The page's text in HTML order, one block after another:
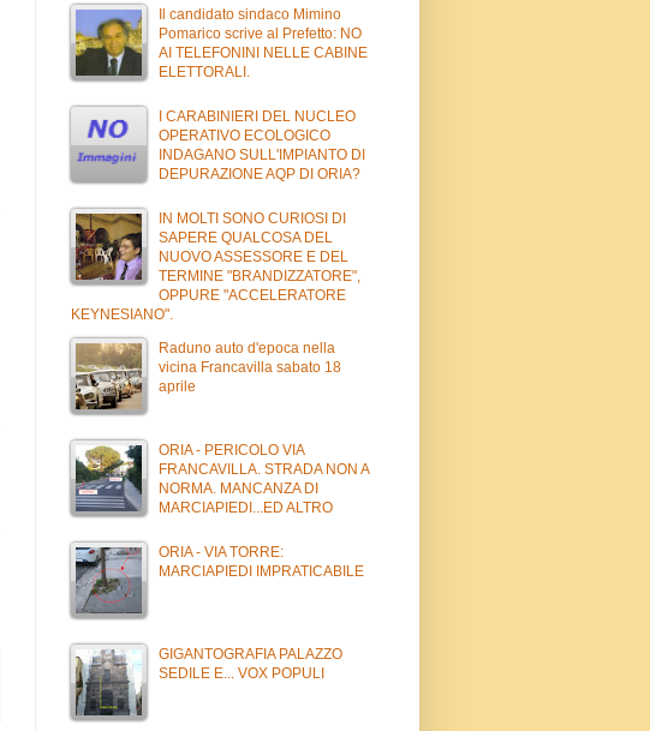
Il candidato sindaco Mimino
Pomarico scrive al Prefetto: NO
AI TELEFONINI NELLE CABINE
ELETTORALI.
I CARABINIERI DEL NUCLEO
OPERATIVO ECOLOGICO
INDAGANO SULL'IMPIANTO DI
DEPURAZIONE AQP DI ORIA?
IN MOLTI SONO CURIOSI DI
SAPERE QUALCOSA DEL
NUOVO ASSESSORE E DEL
TERMINE "BRANDIZZATORE",
OPPURE "ACCELERATORE
KEYNESIANO".
Raduno auto d'epoca nella
vicina Francavilla sabato 18
aprile
ORIA - PERICOLO VIA
FRANCAVILLA. STRADA NON A
NORMA. MANCANZA DI
MARCIAPIEDI...ED ALTRO
ORIA - VIA TORRE:
MARCIAPIEDI IMPRATICABILE
GIGANTOGRAFIA PALAZZO
SEDILE E... VOX POPULI